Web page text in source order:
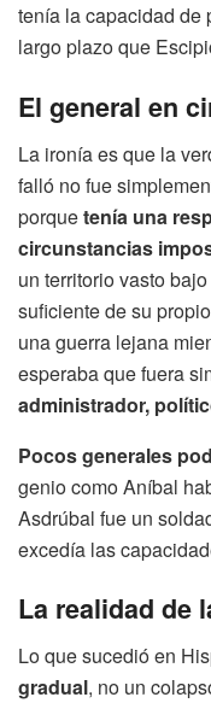
tenía la capacidad de
largo plazo que
El general en
La ironía es que la
falló no fue
porquetenía una
circunstancias
un territorio vasto
suficiente de su
una guerra lejana
esperaba que fuera
administrador,
Pocos generales
genio como Aníbal
Asdrúbal fue un
excedía las
La realidad de
Lo que sucedió en
gradual, no un